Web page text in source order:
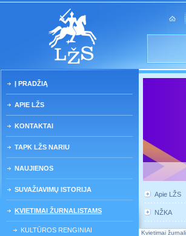
Į PRADŽIĄ
APIE LŽS
KONTAKTAI
TAPK LŽS NARIU
NAUJIENOS
SUVAŽIAVIMŲ ISTORIJA
KVIETIMAI ŽURNALISTAMS
KULTŪROS RENGINIAI
Apie LŽS
NŽKA
Kvietimai